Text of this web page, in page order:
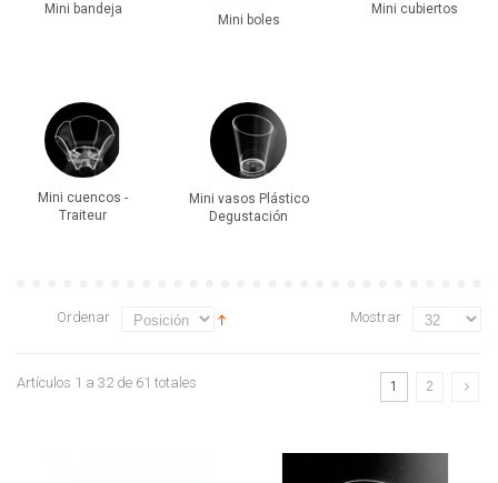
Mini bandeja
Mini boles
Mini cubiertos
Mini cuencos -
Traiteur
Mini vasos Plástico
Degustación
Ordenar Mostrar
Artículos 1 a 32 de 61 totales 1 2